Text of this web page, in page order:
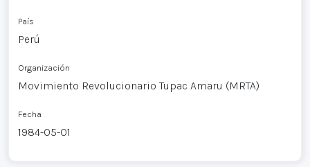
País
Perú
Organización
Movimiento Revolucionario Tupac Amaru (MRTA)
Fecha
1984-05-01